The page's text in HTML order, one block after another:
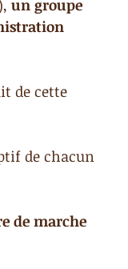
un groupe
de cette
de chacun
de marche